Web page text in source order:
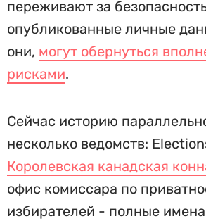
переживают за
опубликованные личные
они, могут обернуться
рисками.
Сейчас историю
несколько ведомств:
Королевская канадская
офис комиссара по
избирателей - полные